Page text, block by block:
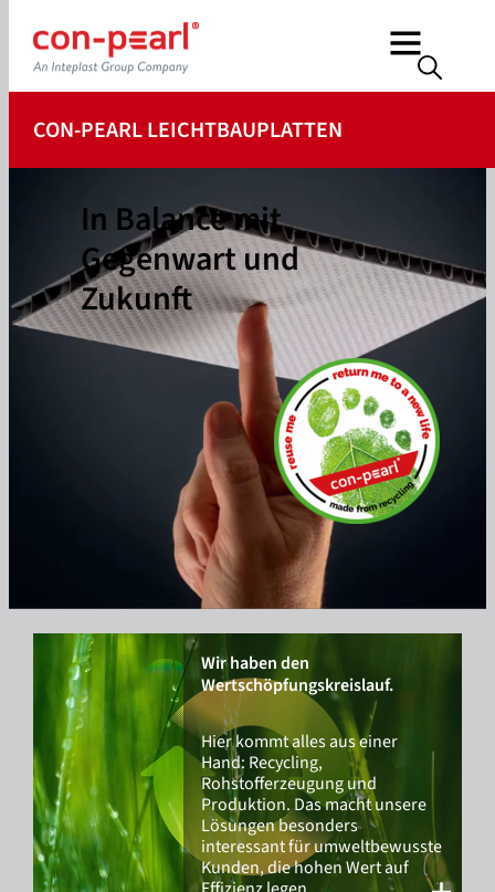
CON-PEARL LEICHTBAUPLATTEN
In Balance mit
Gegenwart und
Zukunft
Wir haben den
Wertschöpfungskreislauf.
Hier kommt alles aus einer
Hand: Recycling,
Rohstofferzeugung und
Produktion. Das macht unsere
Lösungen besonders
interessant für umweltbewusste
Kunden, die hohen Wert auf